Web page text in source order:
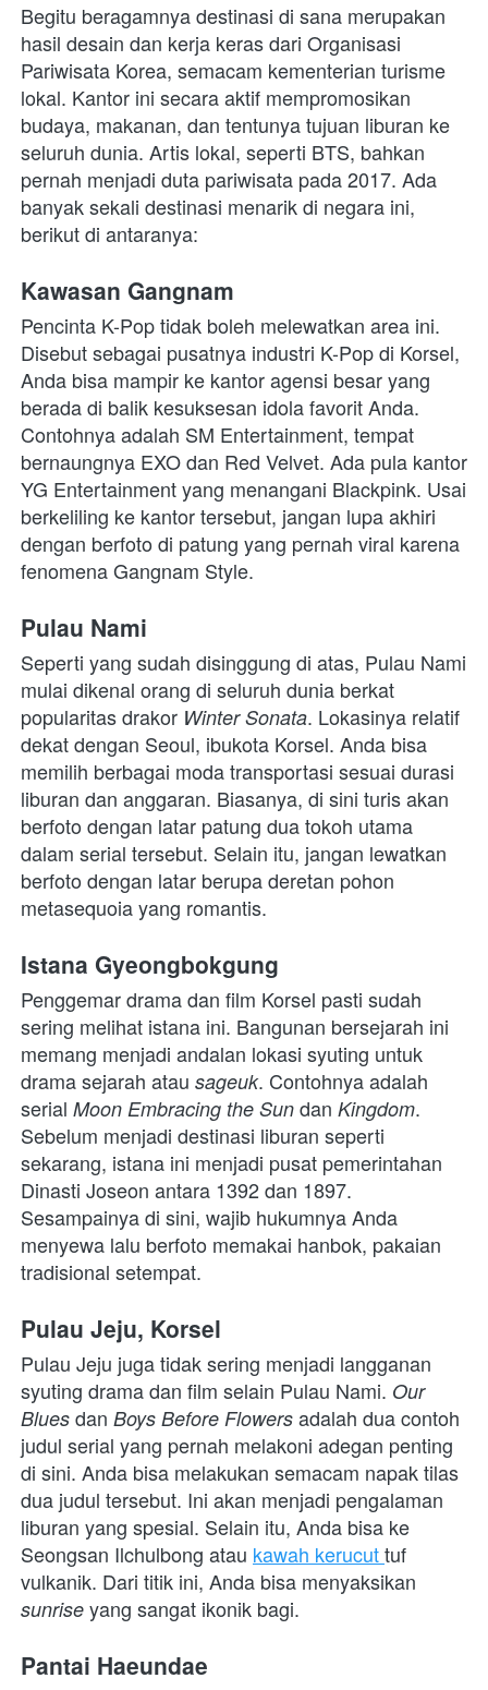
Begitu beragamnya destinasi di sana merupakan
hasil desain dan kerja keras dari Organisasi
Pariwisata Korea, semacam kementerian turisme
lokal. Kantor ini secara aktif mempromosikan
budaya, makanan, dan tentunya tujuan liburan ke
seluruh dunia. Artis lokal, seperti BTS, bahkan
pernah menjadi duta pariwisata pada 2017. Ada
banyak sekali destinasi menarik di negara ini,
berikut di antaranya:
Kawasan Gangnam
Pencinta K-Pop tidak boleh melewatkan area ini.
Disebut sebagai pusatnya industri K-Pop di Korsel,
Anda bisa mampir ke kantor agensi besar yang
berada di balik kesuksesan idola favorit Anda.
Contohnya adalah SM Entertainment, tempat
bernaungnya EXO dan Red Velvet. Ada pula kantor
YG Entertainment yang menangani Blackpink. Usai
berkeliling ke kantor tersebut, jangan lupa akhiri
dengan berfoto di patung yang pernah viral karena
fenomena Gangnam Style.
Pulau Nami
Seperti yang sudah disinggung di atas, Pulau Nami
mulai dikenal orang di seluruh dunia berkat
popularitas drakor Winter Sonata. Lokasinya relatif
dekat dengan Seoul, ibukota Korsel. Anda bisa
memilih berbagai moda transportasi sesuai durasi
liburan dan anggaran. Biasanya, di sini turis akan
berfoto dengan latar patung dua tokoh utama
dalam serial tersebut. Selain itu, jangan lewatkan
berfoto dengan latar berupa deretan pohon
metasequoia yang romantis.
Istana Gyeongbokgung
Penggemar drama dan film Korsel pasti sudah
sering melihat istana ini. Bangunan bersejarah ini
memang menjadi andalan lokasi syuting untuk
drama sejarah atau sageuk. Contohnya adalah
serial Moon Embracing the Sun dan Kingdom.
Sebelum menjadi destinasi liburan seperti
sekarang, istana ini menjadi pusat pemerintahan
Dinasti Joseon antara 1392 dan 1897.
Sesampainya di sini, wajib hukumnya Anda
menyewa lalu berfoto memakai hanbok, pakaian
tradisional setempat.
Pulau Jeju, Korsel
Pulau Jeju juga tidak sering menjadi langganan
syuting drama dan film selain Pulau Nami. Our
Blues dan Boys Before Flowers adalah dua contoh
judul serial yang pernah melakoni adegan penting
di sini. Anda bisa melakukan semacam napak tilas
dua judul tersebut. Ini akan menjadi pengalaman
liburan yang spesial. Selain itu, Anda bisa ke
Seongsan Ilchulbong atau kawah kerucut tuf
sunrise yang sangat ikonik bagi.
Pantai Haeundae